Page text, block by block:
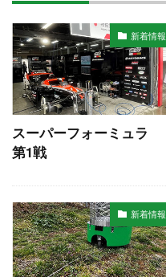
新着情報
スーパーフォーミュラ
第1戦
新着情報